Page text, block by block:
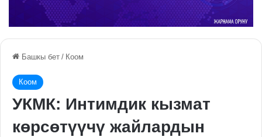
Башкы бет / Коом
Коом
УКМК: Интимдик кызмат
көрсөтүүчү жайлардын